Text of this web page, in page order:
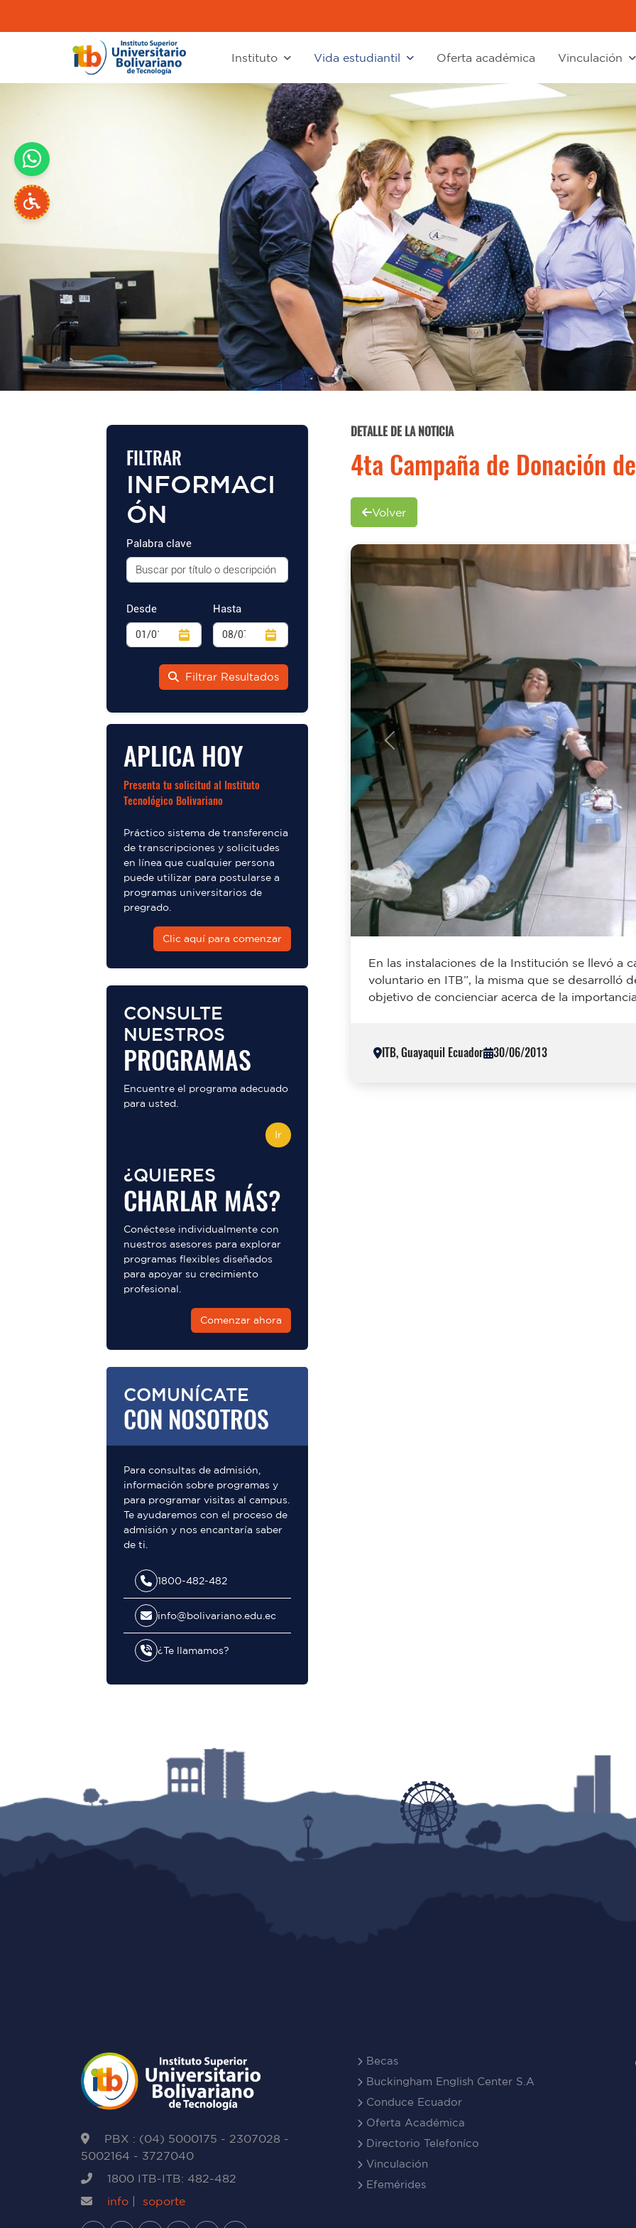
Instituto Vida estudiantil Oferta académica Vinculación
FILTRAR
INFORMACI
ÓN
Palabra clave
Desde Hasta
Filtrar Resultados
APLICA HOY
Presenta tu solicitud al Instituto
Tecnológico Bolivariano
Práctico sistema de transferencia
de transcripciones y solicitudes
en línea que cualquier persona
puede utilizar para postularse a
programas universitarios de
pregrado.
Clic aquí para comenzar
CONSULTE
NUESTROS
PROGRAMAS
Encuentre el programa adecuado
para usted.
Ir
¿QUIERES
CHARLAR MÁS?
Conéctese individualmente con
nuestros asesores para explorar
programas flexibles diseñados
para apoyar su crecimiento
profesional.
Comenzar ahora
COMUNÍCATE
CON NOSOTROS
Para consultas de admisión,
información sobre programas y
para programar visitas al campus.
Te ayudaremos con el proceso de
admisión y nos encantaría saber
de ti.
1800-482-482
info@bolivariano.edu.ec
¿Te llamamos?
DETALLE DE LA NOTICIA
4ta Campaña de Donación
Volver
Previous
En las instalaciones de la Institución se llevó a
voluntario en ITB”, la misma que se desarrolló
objetivo de concienciar acerca de la
ITB, Guayaquil Ecuador 30/06/2013
PBX : (04) 5000175 - 2307028 -
5002164 - 3727040
1800 ITB-ITB: 482-482
info
soporte
Becas
Buckingham English Center S.A
Conduce Ecuador
Oferta Académica
Directorio Telefoníco
Vinculación
Efemérides